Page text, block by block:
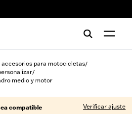
accesorios para motocicletas/
/
medio y motor
compatible Verificar ajuste